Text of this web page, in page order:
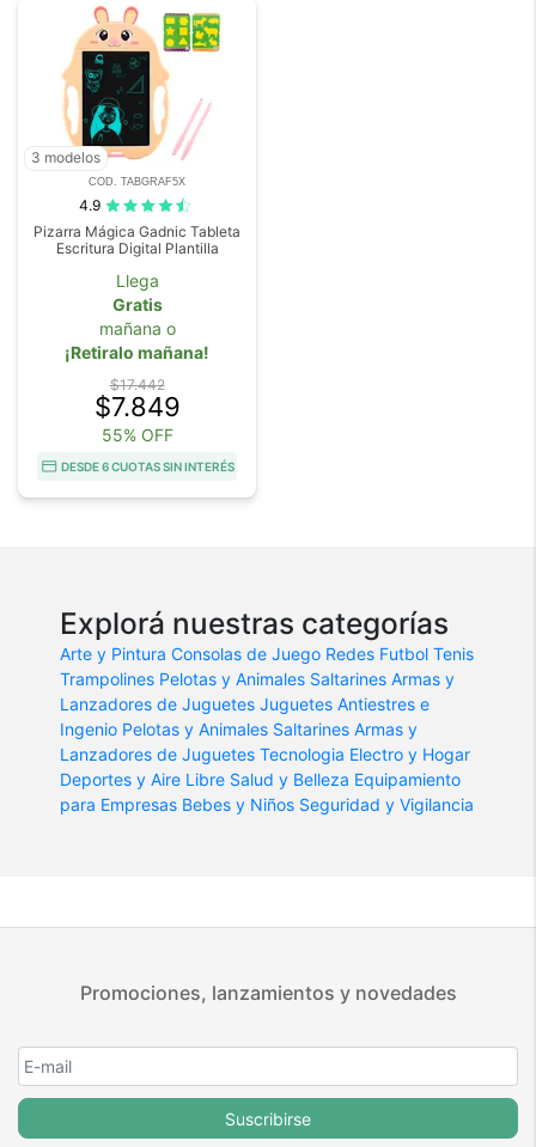
3 modelos
COD. TABGRAF5X
4.9
Pizarra Mágica Gadnic Tableta
Escritura Digital Plantilla
Llega
Gratis
mañana o
¡Retiralo mañana!
$17.442
$7.849
55% OFF
DESDE 6 CUOTAS SIN INTERÉS
Explorá nuestras categorías
Arte y Pintura Consolas de Juego Redes Futbol Tenis
Trampolines Pelotas y Animales Saltarines Armas y
Lanzadores de Juguetes Juguetes Antiestres e
Ingenio Pelotas y Animales Saltarines Armas y
Lanzadores de Juguetes Tecnologia Electro y Hogar
Deportes y Aire Libre Salud y Belleza Equipamiento
para Empresas Bebes y Niños Seguridad y Vigilancia
Promociones, lanzamientos y novedades
Suscribirse